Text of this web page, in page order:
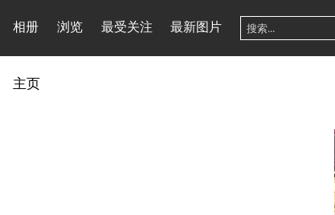
相册 浏览 最受关注 最新图片
主页